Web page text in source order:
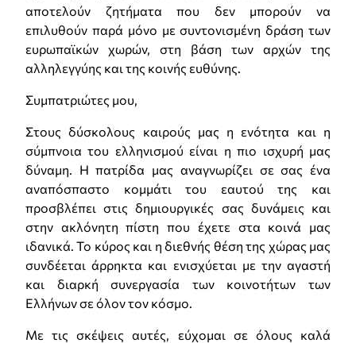
αποτελούν ζητήματα που δεν μπορούν να
επιλυθούν παρά μόνο με συντονισμένη δράση των
ευρωπαϊκών χωρών, στη βάση των αρχών της
αλληλεγγύης και της κοινής ευθύνης.
Συμπατριώτες μου,
Στους δύσκολους καιρούς μας η ενότητα και η
σύμπνοια του ελληνισμού είναι η πιο ισχυρή μας
δύναμη. Η πατρίδα μας αναγνωρίζει σε σας ένα
αναπόσπαστο κομμάτι του εαυτού της και
προσβλέπει στις δημιουργικές σας δυνάμεις και
στην ακλόνητη πίστη που έχετε στα κοινά μας
ιδανικά. Το κύρος και η διεθνής θέση της χώρας μας
συνδέεται άρρηκτα και ενισχύεται με την αγαστή
και διαρκή συνεργασία των κοινοτήτων των
Ελλήνων σε όλον τον κόσμο.
Με τις σκέψεις αυτές, εύχομαι σε όλους καλά